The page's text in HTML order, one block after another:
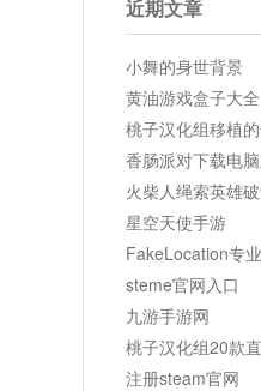
近期文章
小舞的身世背景
黄油游戏盒子大全
桃子汉化组移植
香肠派对下载电
火柴人绳索英雄
星空天使手游
FakeLocation专
steme官网入口
九游手游网
桃子汉化组20款
注册steam官网